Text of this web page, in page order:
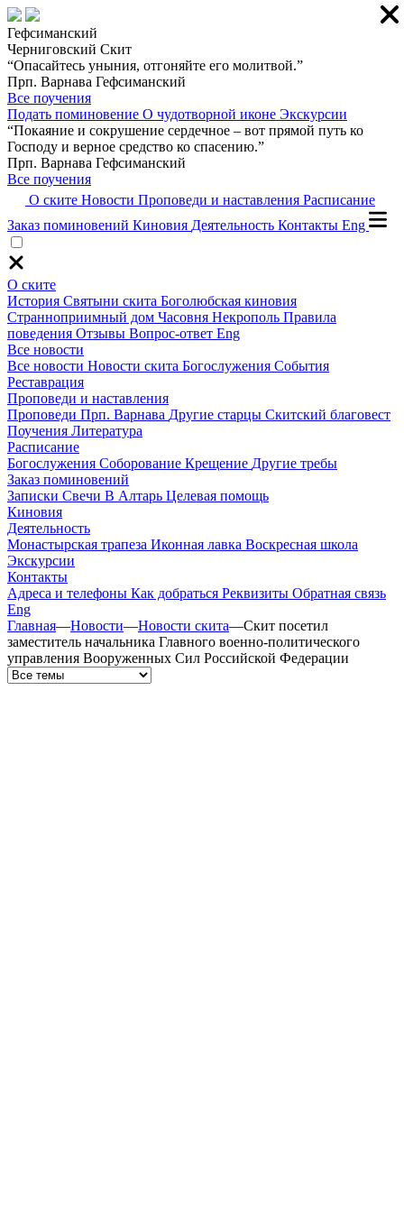
Гефсиманский
Черниговский Скит
“Опасайтесь уныния, отгоняйте его молитвой.”
Прп. Варнава Гефсиманский
Все поучения
Подать поминовение О чудотворной иконе Экскурсии
“Покаяние и сокрушение сердечное – вот прямой путь ко
Господу и верное средство ко спасению.”
Прп. Варнава Гефсиманский
Все поучения
О ските Новости Проповеди и наставления Расписание
Заказ поминовений Киновия Деятельность Контакты Eng
О ските
История Святыни скита Боголюбская киновия
Странноприимный дом Часовня Некрополь Правила
поведения Отзывы Вопрос-ответ Eng
Все новости
Все новости Новости скита Богослужения События
Реставрация
Проповеди и наставления
Проповеди Прп. Варнава Другие старцы Скитский благовест
Поучения Литература
Расписание
Богослужения Соборование Крещение Другие требы
Заказ поминовений
Записки Свечи В Алтарь Целевая помощь
Киновия
Деятельность
Монастырская трапеза Иконная лавка Воскресная школа
Экскурсии
Контакты
Адреса и телефоны Как добраться Реквизиты Обратная связь
Eng
Главная—Новости—Новости скита—Скит посетил
заместитель начальника Главного военно-политического
управления Вооруженных Сил Российской Федерации